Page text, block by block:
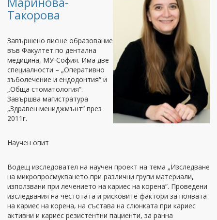
Такорова
Завършено висше образование
във Факултет по дентална
медицина, МУ-София. Има две
специалности – „Оперативно
зъболечение и ендодонтия“ и
„Обща стоматология“.
Завършва магистратура
„Здравен мениджмънт“ през
2011г.
Научен опит
Водещ изследовател на научен проект на тема „Изследване
на микропросмукването при различни групи материали,
използвани при лечението на кариес на корена“. Проведени
изследвания на честотата и рисковите фактори за появата
на кариес на корена, на състава на слюнката при кариес
активни и кариес резистентни пациенти, за ранна